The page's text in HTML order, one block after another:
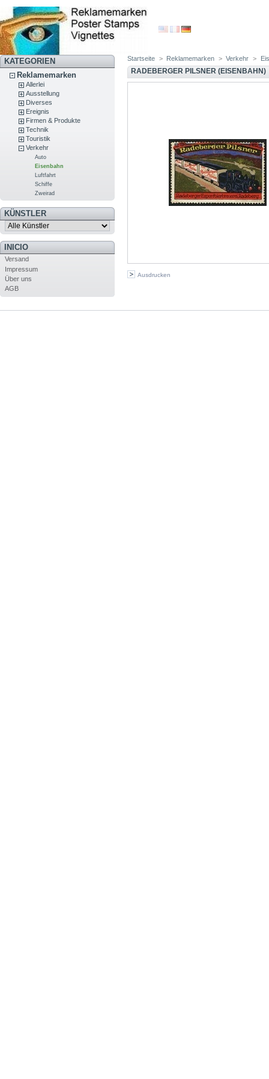
KATEGORIEN
Reklamemarken
Allerlei
Ausstellung
Diverses
Ereignis
Firmen & Produkte
Technik
Touristik
Verkehr
Auto
Eisenbahn
Luftfahrt
Schiffe
Zweirad
KÜNSTLER
INICIO
Versand
Impressum
Über uns
AGB
Startseite > Reklamemarken > Verkehr >
RADEBERGER PILSNER (EISENBAHN)
Ausdrucken